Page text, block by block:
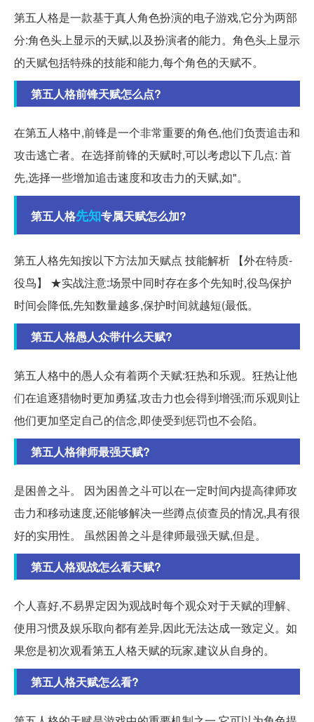
第五人格是一款基于真人角色扮演的电子游戏,它分为两部
分:角色头上显示的天赋,以及扮演者的能力。角色头上显示
的天赋包括特殊的技能和能力,每个角色的天赋不。
第五人格前锋天赋怎么点?
在第五人格中,前锋是一个非常重要的角色,他们负责追击和
攻击逃亡者。在选择前锋的天赋时,可以考虑以下几点: 首
先,选择一些增加追击速度和攻击力的天赋,如"。
第五人格先知专属天赋怎么加?
第五人格先知按以下方法加天赋点 技能解析 【外在特质-
役鸟】 ★实战注意:场景中同时存在多个先知时,役鸟保护
时间会降低,先知数量越多,保护时间就越短(最低。
第五人格愚人众带什么天赋?
第五人格中的愚人众有着两个天赋:狂热和乐观。狂热让他
们在追逐猎物时更加勇猛,攻击力也会得到增强;而乐观则让
他们更加坚定自己的信念,即使受到惩罚也不会陷。
第五人格律师最强天赋?
是困兽之斗。 因为困兽之斗可以在一定时间内提高律师攻
击力和移动速度,还能够解决一些蹲点侦查员的情况,具有很
好的实用性。 虽然困兽之斗是律师最强天赋,但是。
第五人格观战怎么看天赋?
个人喜好,不易界定因为观战时每个观众对于天赋的理解、
使用习惯及娱乐取向都有差异,因此无法达成一致定义。如
果您是初次观看第五人格天赋的玩家,建议从自身的。
第五人格天赋怎么看?